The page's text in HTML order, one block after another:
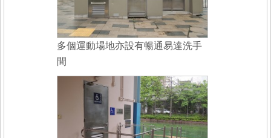
多個運動場地亦設有暢通易達洗手
間